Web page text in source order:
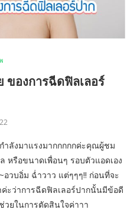
ของการฉีดฟิลเลอร์
ำลังมาแรงมากกกกกค่ะคุณผู้ชม
หรือขนาดเพื่อนๆ รอบตัวแอดเอง
อวบอิ่ม ฉ่ำวาว แต่ๆๆๆ!! ก่อนที่จะ
ะว่าการฉีดฟิลเลอร์ปากนั้นมีข้อดี
วยในการตัดสินใจค่าาา